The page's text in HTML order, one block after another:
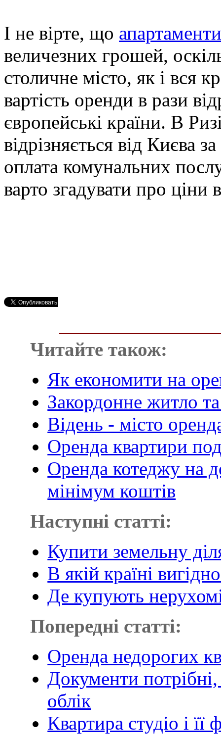
І не вірте, що
величезних грошей,
столичне місто, як і вся
вартість оренди в рази
європейські країни. В
відрізняється від Києва
оплата комунальних
варто згадувати про ціни
Читайте також:
Як економити на
Закордонне житло
Відень - місто
Оренда квартири
Оренда котеджу на
мінімум коштів
Наступні статті:
Купити земельну
В якій країні
Де купують
Попередні статті:
Оренда недорогих
Документи
облік
Квартира студіо і її